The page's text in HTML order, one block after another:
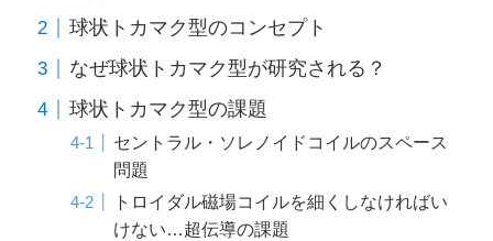
球状トカマク型のコンセプト
なぜ球状トカマク型が研究される？
球状トカマク型の課題
セントラル・ソレノイドコイルのスペース
問題
トロイダル磁場コイルを細くしなければい
けない…超伝導の課題